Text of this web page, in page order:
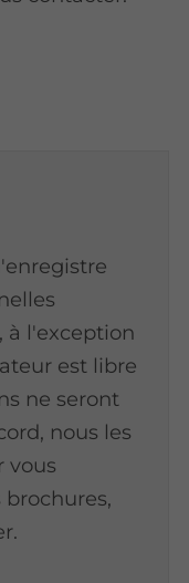
l'exception
est libre
ne seront
nous les
vous
brochures,